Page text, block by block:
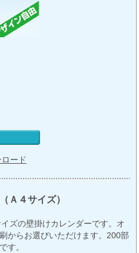
ード
Ａ４サイズ）
ズの壁掛けカレンダーです。オ
からお選びいただけます。200部
す。